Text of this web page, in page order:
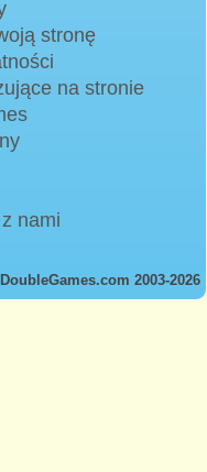
stronę
na stronie
nami
2003-2026